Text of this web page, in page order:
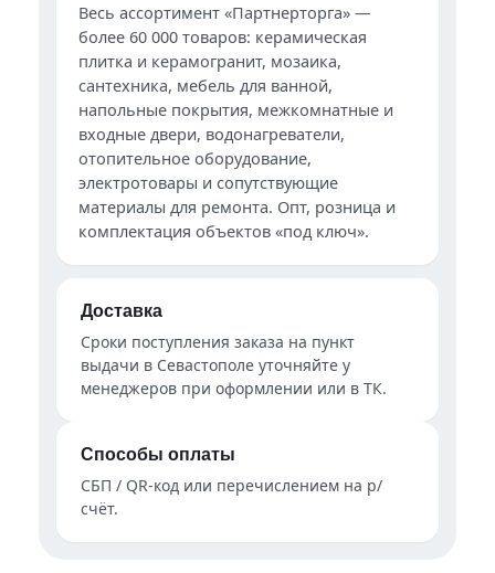
Весь ассортимент «Партнерторга» —
более 60 000 товаров: керамическая
плитка и керамогранит, мозаика,
сантехника, мебель для ванной,
напольные покрытия, межкомнатные и
входные двери, водонагреватели,
отопительное оборудование,
электротовары и сопутствующие
материалы для ремонта. Опт, розница и
комплектация объектов «под ключ».
Доставка
Сроки поступления заказа на пункт
выдачи в Севастополе уточняйте у
менеджеров при оформлении или в ТК.
Способы оплаты
СБП / QR-код или перечислением на р/
счёт.